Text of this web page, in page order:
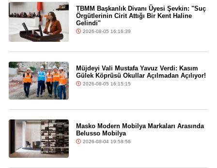
TBMM Başkanlık Divanı Üyesi Şevkin: "Suç
Örgütlerinin Cirit Attığı Bir Kent Haline
Gelindi"
2026-08-05 16:16:39
Müjdeyi Vali Mustafa Yavuz Verdi: Kasım
Gülek Köprüsü Okullar Açılmadan Açılıyor!
2026-08-05 16:15:15
Masko Modern Mobilya Markaları Arasında
Belusso Mobilya
2026-08-04 19:58:56